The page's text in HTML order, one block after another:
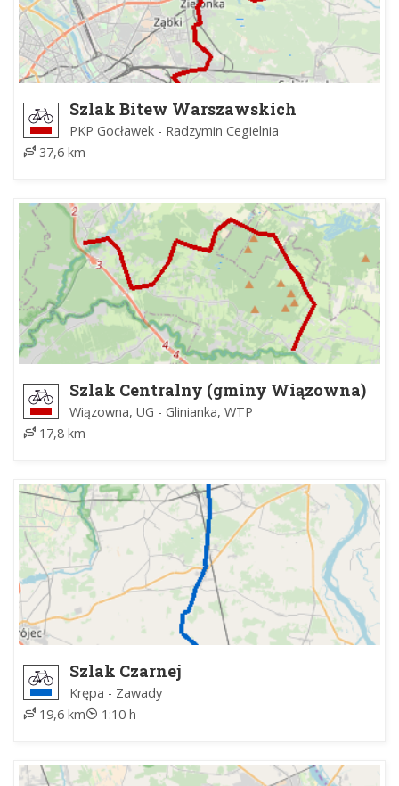
Szlak Bitew Warszawskich
PKP Gocławek - Radzymin Cegielnia
37,6 km
Szlak Centralny (gminy Wiązowna)
Wiązowna, UG - Glinianka, WTP
17,8 km
Szlak Czarnej
Krępa - Zawady
19,6 km
1:10 h